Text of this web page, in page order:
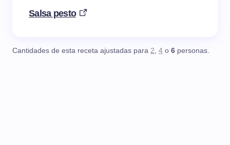
Salsa pesto
Cantidades de esta receta ajustadas para 2, 4 o 6 personas.